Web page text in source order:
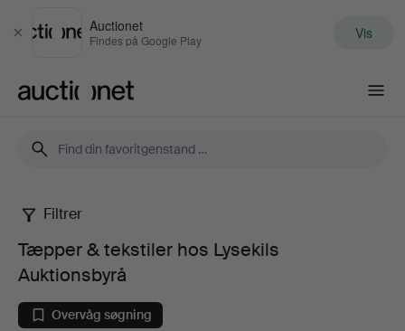
Luk
Auctionet
Findes på Google Play Vis
Tæpper
tekstiler
Filtrer
Tæpper & tekstiler hos Lysekils
Auktionsbyrå
Overvåg søgning